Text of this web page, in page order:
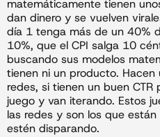
matemáticamente tienen
dan dinero y se vuelven
día 1 tenga más de un 40%
10%, que el CPI salga 10
buscando sus modelos
tienen ni un producto.
redes, si tienen un buen
juego y van iterando. Estos
las redes y son los que
estén disparando.